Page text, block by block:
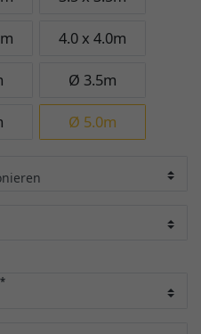
4.0 x 4.0m
Ø 3.5m
Ø 5.0m